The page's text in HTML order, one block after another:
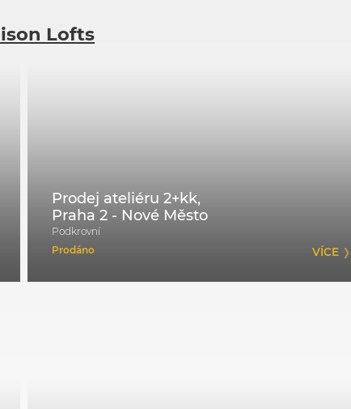
Lofts
Prodej ateliéru 2+kk,
Praha 2 - Nové Město
Podkrovní
Prodáno
VÍCE